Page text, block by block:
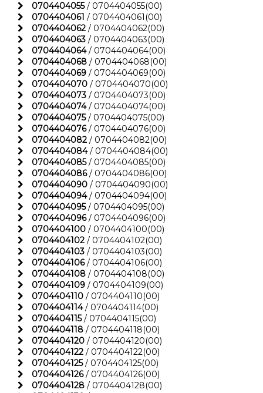
0704404055/ 0704404055(00)
0704404061 / 0704404061(00)
0704404062 / 0704404062(00)
0704404063 / 0704404063(00)
0704404064/ 0704404064(00)
0704404068 / 0704404068(00)
0704404069 / 0704404069(00)
0704404070 / 0704404070(00)
0704404073 / 0704404073(00)
0704404074/ 0704404074(00)
0704404075/ 0704404075(00)
0704404076/ 0704404076(00)
0704404082 / 0704404082(00)
0704404084/ 0704404084(00)
0704404085/ 0704404085(00)
0704404086/ 0704404086(00)
0704404090 / 0704404090(00)
0704404094/ 0704404094(00)
0704404095/ 0704404095(00)
0704404096/ 0704404096(00)
0704404100 / 0704404100(00)
0704404102 / 0704404102(00)
0704404103 / 0704404103(00)
0704404106/ 0704404106(00)
0704404108 / 0704404108(00)
0704404109 / 0704404109(00)
0704404110 / 0704404110(00)
0704404114/ 0704404114(00)
0704404115/ 0704404115(00)
0704404118 / 0704404118(00)
0704404120 / 0704404120(00)
0704404122 / 0704404122(00)
0704404125/ 0704404125(00)
0704404126/ 0704404126(00)
0704404128 / 0704404128(00)